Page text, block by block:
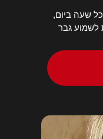
שעה ביום,
לשמוע גבר